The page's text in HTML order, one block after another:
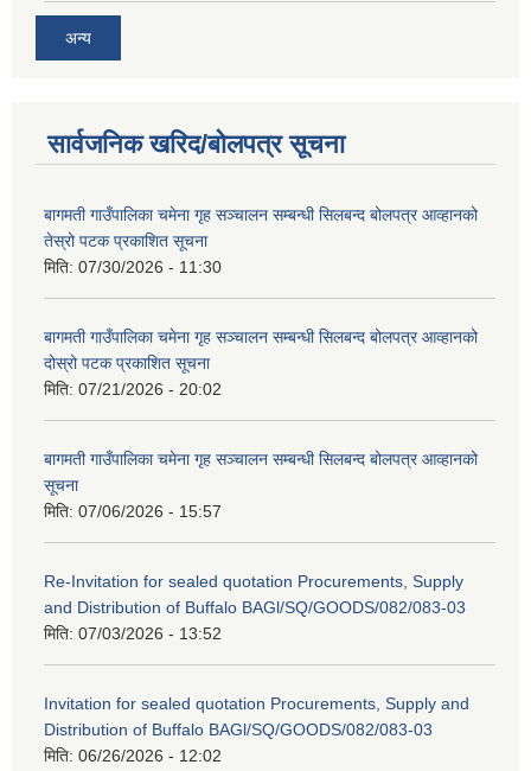
अन्य
सार्वजनिक खरिद/बोलपत्र सूचना
बागमती गाउँपालिका चमेना गृह सञ्चालन सम्बन्धी सिलबन्द बोलपत्र आव्हानको
तेस्रो पटक प्रकाशित सूचना
मिति: 07/30/2026 - 11:30
बागमती गाउँपालिका चमेना गृह सञ्चालन सम्बन्धी सिलबन्द बोलपत्र आव्हानको
दोस्रो पटक प्रकाशित सूचना
मिति: 07/21/2026 - 20:02
बागमती गाउँपालिका चमेना गृह सञ्चालन सम्बन्धी सिलबन्द बोलपत्र आव्हानको
सूचना
मिति: 07/06/2026 - 15:57
Re-Invitation for sealed quotation Procurements, Supply
and Distribution of Buffalo BAGl/SQ/GOODS/082/083-03
मिति: 07/03/2026 - 13:52
Invitation for sealed quotation Procurements, Supply and
Distribution of Buffalo BAGl/SQ/GOODS/082/083-03
मिति: 06/26/2026 - 12:02